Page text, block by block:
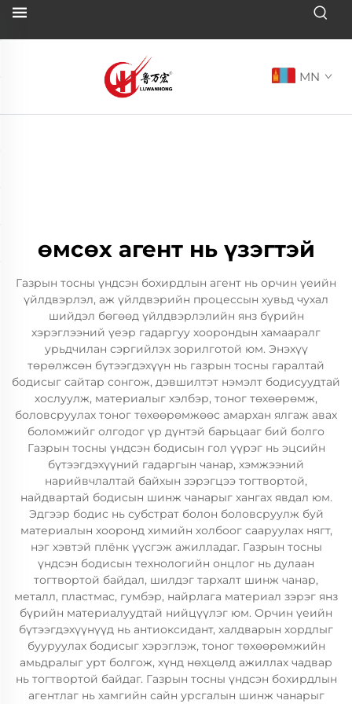
MN
өмсөх агент нь үзэгтэй
Газрын тосны үндсэн бохирдлын агент нь орчин үеийн
үйлдвэрлэл, аж үйлдвэрийн процессын хувьд чухал
шийдэл бөгөөд үйлдвэрлэлийн янз бүрийн
хэрэглээний үеэр гадаргуу хоорондын хамааралг
урьдчилан сэргийлэх зорилготой юм. Энэхүү
төрөлжсөн бүтээгдэхүүн нь газрын тосны гаралтай
бодисыг сайтар сонгож, дэвшилтэт нэмэлт бодисуудтай
хослуулж, материалыг хэлбэр, тоног төхөөрөмж,
боловсруулах тоног төхөөрөмжөөс амархан ялгаж авах
боломжийг олгодог үр дүнтэй барьцааг бий болго
Газрын тосны үндсэн бодисын гол үүрэг нь эцсийн
бүтээгдэхүүний гадаргын чанар, хэмжээний
нарийвчлалтай байхын зэрэгцээ тогтвортой,
найдвартай бодисын шинж чанарыг хангах явдал юм.
Эдгээр бодис нь субстрат болон боловсруулж буй
материалын хооронд химийн холбоог сааруулах нягт,
нэг хэвтэй плёнк үүсгэж ажилладаг. Газрын тосны
үндсэн бодисын технологийн онцлог нь дулаан
тогтвортой байдал, шилдэг тархалт шинж чанар,
металл, пластмас, гумбэр, найрлага материал зэрэг янз
бүрийн материалуудтай нийцүүлэг юм. Орчин үеийн
бүтээгдэхүүнүүд нь антиоксидант, халдварын хордлыг
бууруулах бодисыг хэрэглэж, тоног төхөөрөмжийн
амьдралыг урт болгож, хүнд нөхцөлд ажиллах чадвар
нь тогтвортой байдаг. Газрын тосны үндсэн бохирдлын
агентлаг нь хамгийн сайн урсгалын шинж чанарыг